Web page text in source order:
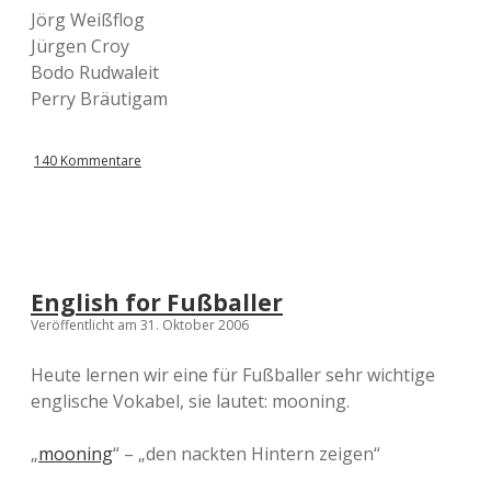
Jörg Weißflog
Jürgen Croy
Bodo Rudwaleit
Perry Bräutigam
140 Kommentare
English for Fußballer
Veröffentlicht am 31. Oktober 2006
Heute lernen wir eine für Fußballer sehr wichtige
englische Vokabel, sie lautet: mooning.
„mooning“ – „den nackten Hintern zeigen“